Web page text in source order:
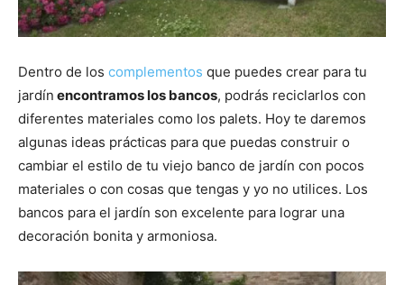
Dentro de los complementos que puedes crear para tu
jardín encontramos los bancos, podrás reciclarlos con
diferentes materiales como los palets. Hoy te daremos
algunas ideas prácticas para que puedas construir o
cambiar el estilo de tu viejo banco de jardín con pocos
materiales o con cosas que tengas y yo no utilices. Los
bancos para el jardín son excelente para lograr una
decoración bonita y armoniosa.